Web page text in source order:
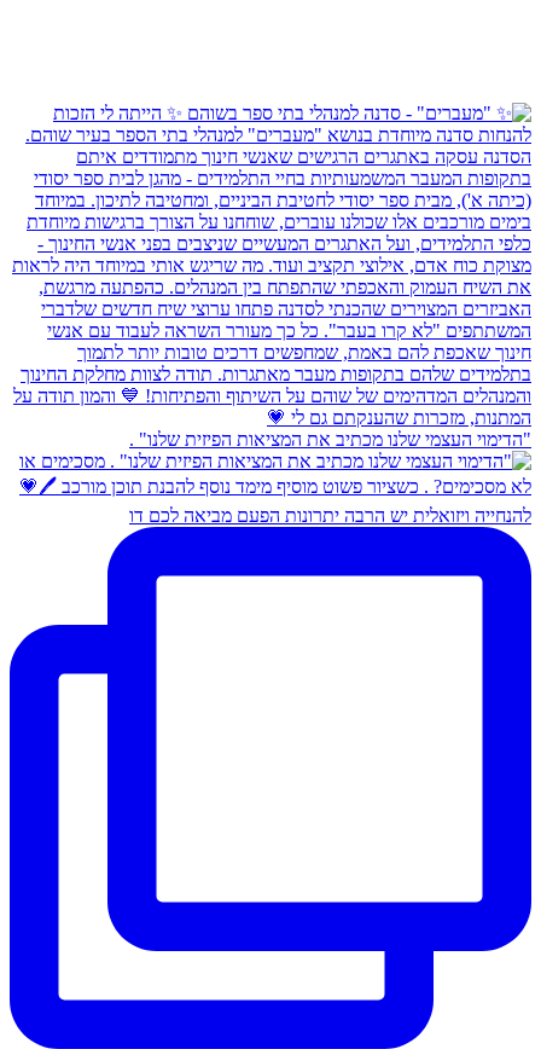
"הדימוי העצמי שלנו מכתיב את המציאות הפיזית שלנו" .
להנחייה ויזואלית יש הרבה יתרונות הפעם מביאה לכם דו